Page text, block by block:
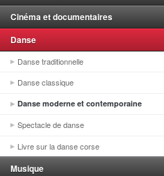
Cinéma et documentaires
Danse
Danse traditionnelle
Danse classique
Danse moderne et contemporaine
Spectacle de danse
Livre sur la danse corse
Musique